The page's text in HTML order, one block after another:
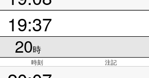
19:37
20時
時刻 注記